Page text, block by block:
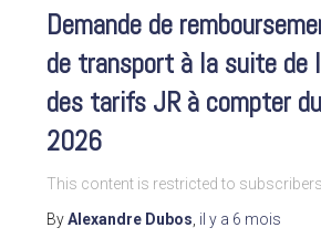
Demande de
de transport à la suite de
des tarifs JR à compter
2026
This content is restricted to subscribers
ByAlexandre Dubos, il y a 6 mois